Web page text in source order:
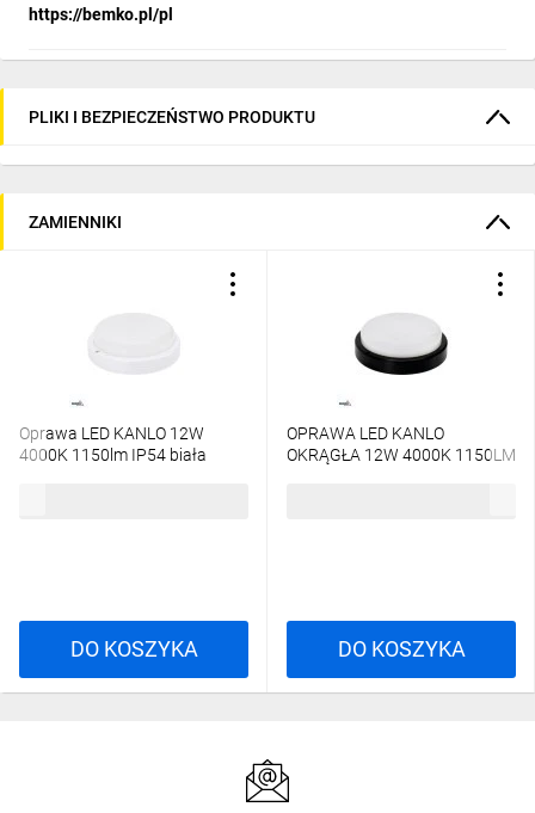
https://bemko.pl/pl
PLIKI I BEZPIECZEŃSTWO PRODUKTU
ZAMIENNIKI
Oprawa LED KANLO 12W
4000K 1150lm IP54 biała
DO KOSZYKA
OPRAWA LED KANLO
OKRĄGŁA 12W 4000K 1150LM
DO KOSZYKA